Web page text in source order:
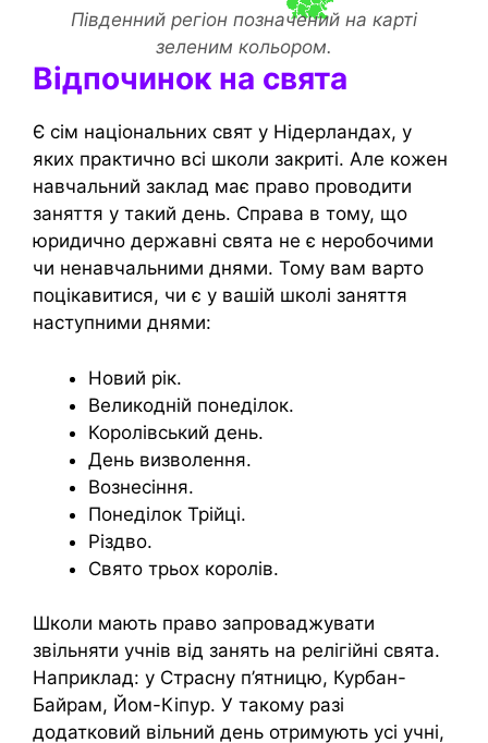
Південний регіон позначений на карті
зеленим кольором.
Відпочинок на свята
Є сім національних свят у Нідерландах, у
яких практично всі школи закриті. Але кожен
навчальний заклад має право проводити
заняття у такий день. Справа в тому, що
юридично державні свята не є неробочими
чи ненавчальними днями. Тому вам варто
поцікавитися, чи є у вашій школі заняття
наступними днями:
Новий рік.
Великодній понеділок.
Королівський день.
День визволення.
Вознесіння.
Понеділок Трійці.
Різдво.
Свято трьох королів.
Школи мають право запроваджувати
звільняти учнів від занять на релігійні свята.
Наприклад: у Страсну п’ятницю, Курбан-
Байрам, Йом-Кіпур. У такому разі
додатковий вільний день отримують усі учні,